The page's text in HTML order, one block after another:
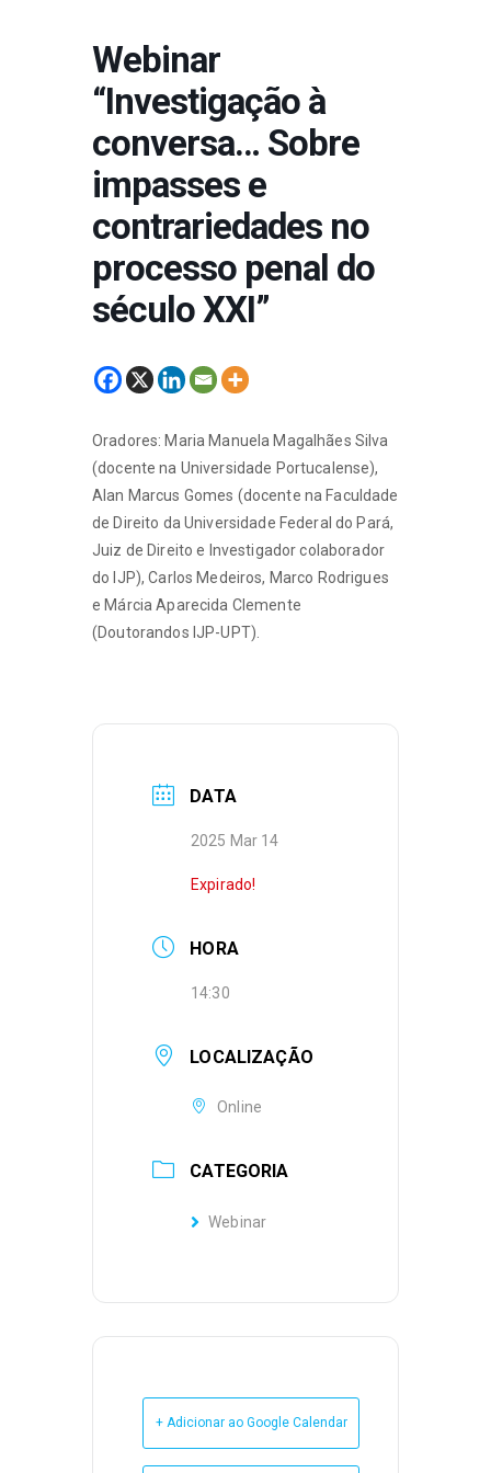
Webinar
“Investigação à
conversa… Sobre
impasses e
contrariedades no
processo penal do
século XXI”
Oradores: Maria Manuela Magalhães Silva
(docente na Universidade Portucalense),
Alan Marcus Gomes (docente na Faculdade
de Direito da Universidade Federal do Pará,
Juiz de Direito e Investigador colaborador
do IJP), Carlos Medeiros, Marco Rodrigues
e Márcia Aparecida Clemente
(Doutorandos IJP-UPT).
DATA
2025 Mar 14
Expirado!
HORA
14:30
LOCALIZAÇÃO
Online
CATEGORIA
Webinar
+ Adicionar ao Google Calendar